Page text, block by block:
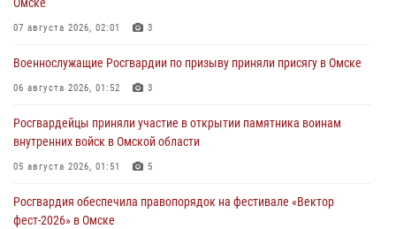
Омске
07 августа 2026, 02:01 3
Военнослужащие Росгвардии по призыву приняли присягу в Омске
06 августа 2026, 01:52 3
Росгвардейцы приняли участие в открытии памятника воинам
внутренних войск в Омской области
05 августа 2026, 01:51 5
Росгвардия обеспечила правопорядок на фестивале «Вектор
фест-2026» в Омске